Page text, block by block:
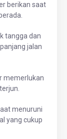
berikan saat
tangga dan
jalan
memerlukan
menuruni
yang cukup